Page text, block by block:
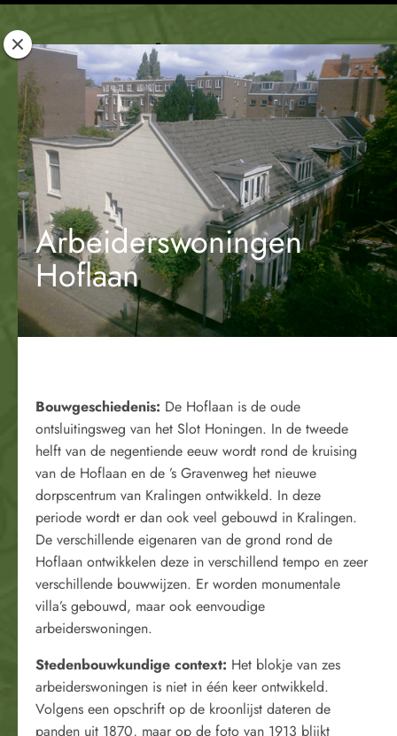
Rotterdam
Woont
Arbeiderswoningen
Hoflaan
Bouwgeschiedenis: De Hoflaan is de oude
ontsluitingsweg van het Slot Honingen. In de tweede
helft van de negentiende eeuw wordt rond de kruising
van de Hoflaan en de ’s Gravenweg het nieuwe
dorpscentrum van Kralingen ontwikkeld. In deze
periode wordt er dan ook veel gebouwd in Kralingen.
De verschillende eigenaren van de grond rond de
Hoflaan ontwikkelen deze in verschillend tempo en zeer
verschillende bouwwijzen. Er worden monumentale
villa’s gebouwd, maar ook eenvoudige
arbeiderswoningen.
Stedenbouwkundige context: Het blokje van zes
arbeiderswoningen is niet in één keer ontwikkeld.
Volgens een opschrift op de kroonlijst dateren de
panden uit 1870, maar op de foto van 1913 blijkt